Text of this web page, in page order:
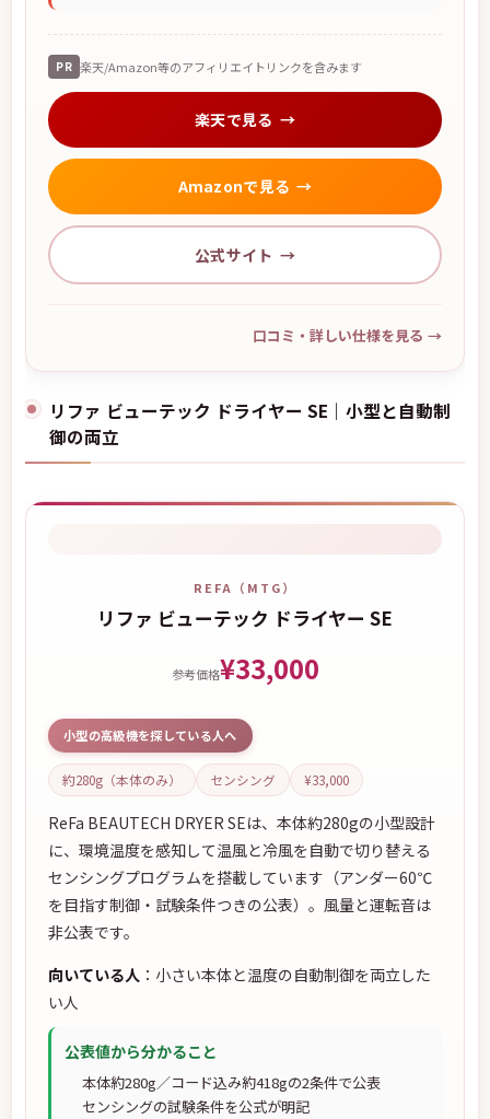
PR 楽天/Amazon等のアフィリエイトリンクを含みます
楽天で見る
Amazonで見る
公式サイト
口コミ・詳しい仕様を見る →
リファ ビューテック ドライヤー SE｜小型と自動制
御の両立
REFA（MTG）
リファ ビューテック ドライヤー SE
参考価格¥33,000
小型の高級機を探している人へ
約280g（本体のみ） センシング ¥33,000
ReFa BEAUTECH DRYER SEは、本体約280gの小型設計
に、環境温度を感知して温風と冷風を自動で切り替える
センシングプログラムを搭載しています（アンダー60℃
を目指す制御・試験条件つきの公表）。風量と運転音は
非公表です。
向いている人 ：小さい本体と温度の自動制御を両立した
い人
公表値から分かること
本体約280g／コード込み約418gの2条件で公表
センシングの試験条件を公式が明記